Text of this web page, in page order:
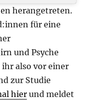
herangetreten.
für eine
und Psyche
also vor einer
zur Studie
hier und meldet